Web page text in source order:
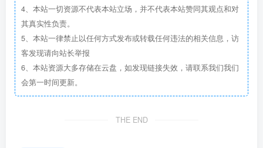
4、本站一切资源不代表本站立场，并不代表本站赞同其观点和对
其真实性负责。
5、本站一律禁止以任何方式发布或转载任何违法的相关信息，访
客发现请向站长举报
6、本站资源大多存储在云盘，如发现链接失效，请联系我们我们
会第一时间更新。
THE END